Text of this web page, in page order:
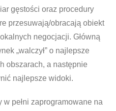
gęstości oraz procedury
przesuwają/obracają obiekt
negocjacji. Główną
„walczył” o najlepsze
obszarach, a następnie
najlepsze widoki.
w pełni zaprogramowane na